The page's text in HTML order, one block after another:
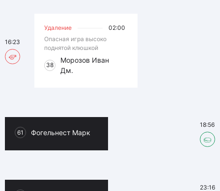
Удаление
02:00
Опасная игра высоко
поднятой клюшкой
38
Морозов Иван
Дм.
16:23
61 Фогельнест Марк
18:56
23:16